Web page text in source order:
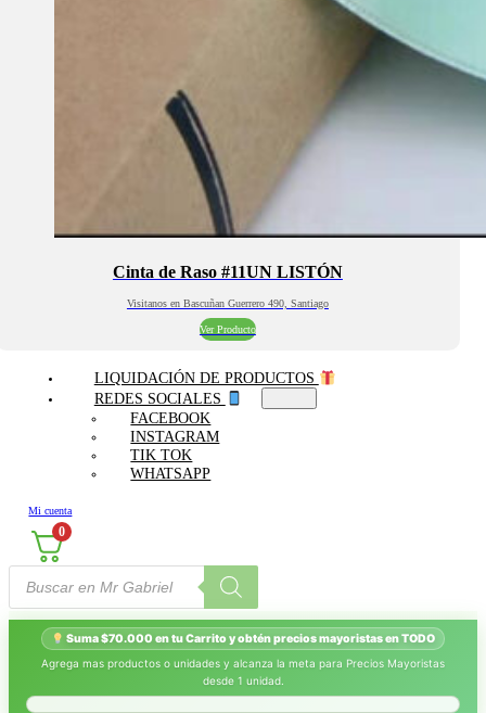
Cinta de Raso #11UN LISTÓN
Visitanos en Bascuñan Guerrero 490, Santiago
Ver Producto
LIQUIDACIÓN DE PRODUCTOS
REDES SOCIALES
FACEBOOK
INSTAGRAM
TIK TOK
WHATSAPP
Mi cuenta
0
Búsqueda
productos
Suma $70.000 en tu Carrito y obtén precios mayoristas en TODO
Agrega mas productos o unidades y alcanza la meta para Precios Mayoristas
desde 1 unidad.